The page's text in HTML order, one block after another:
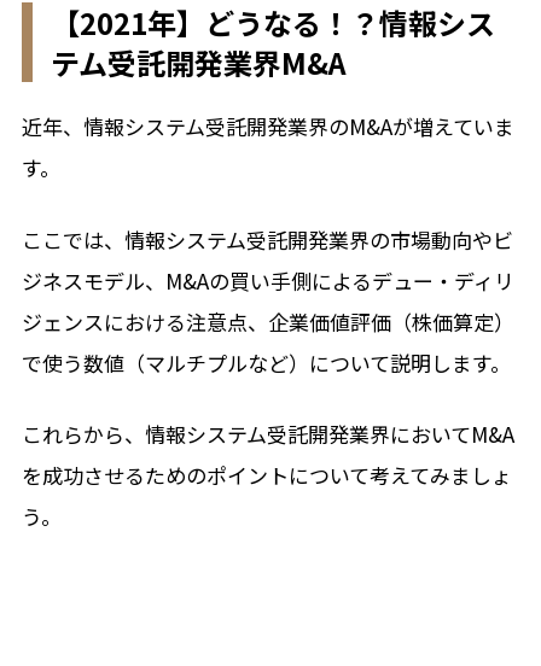
【2021年】どうなる！？情報シス
テム受託開発業界M&A
近年、情報システム受託開発業界のM&Aが増えていま
す。
ここでは、情報システム受託開発業界の市場動向やビ
ジネスモデル、M&Aの買い手側によるデュー・ディリ
ジェンスにおける注意点、企業価値評価（株価算定）
で使う数値（マルチプルなど）について説明します。
これらから、情報システム受託開発業界においてM&A
を成功させるためのポイントについて考えてみましょ
う。